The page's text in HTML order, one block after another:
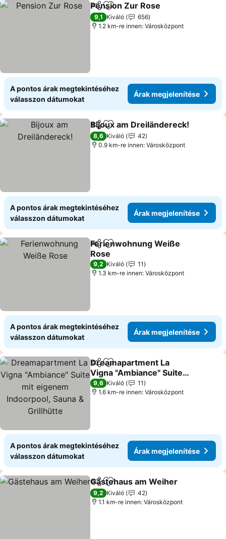
Megosztás
Hozzáadás a kedvencekhez
Pension Zur Rose
9,1 Kiváló
656
1.2 km-re innen: Városközpont
A pontos árak megtekintéséhez
válasszon dátumokat
Árak megjelenítése
Megosztás
Hozzáadás a kedvencekhez
Bijoux am Dreiländereck!
8,6 Kiváló
42
0.9 km-re innen: Városközpont
A pontos árak megtekintéséhez
válasszon dátumokat
Árak megjelenítése
Megosztás
Hozzáadás a kedvencekhez
Ferienwohnung Weiße
Rose
9,2 Kiváló
11
1.3 km-re innen: Városközpont
A pontos árak megtekintéséhez
válasszon dátumokat
Árak megjelenítése
Megosztás
Hozzáadás a kedvencekhez
Dreamapartment La
Vigna "Ambiance" Suite
mit eigenem Indoorpool,
Sauna & Grillhütte
9,6 Kiváló
11
1.6 km-re innen: Városközpont
A pontos árak megtekintéséhez
válasszon dátumokat
Árak megjelenítése
Megosztás
Hozzáadás a kedvencekhez
Gästehaus am Weiher
9,2 Kiváló
42
1.1 km-re innen: Városközpont